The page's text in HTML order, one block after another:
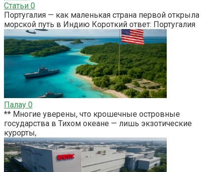
Статьи 0
Португалия — как маленькая страна первой открыла
морской путь в Индию Короткий ответ: Португалия
Палау 0
** Многие уверены, что крошечные островные
государства в Тихом океане — лишь экзотические
курорты,